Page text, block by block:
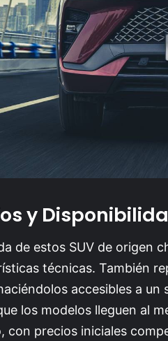
y
de estos SUV de origen
técnicas. También
accesibles a un
los modelos lleguen al
con precios iniciales